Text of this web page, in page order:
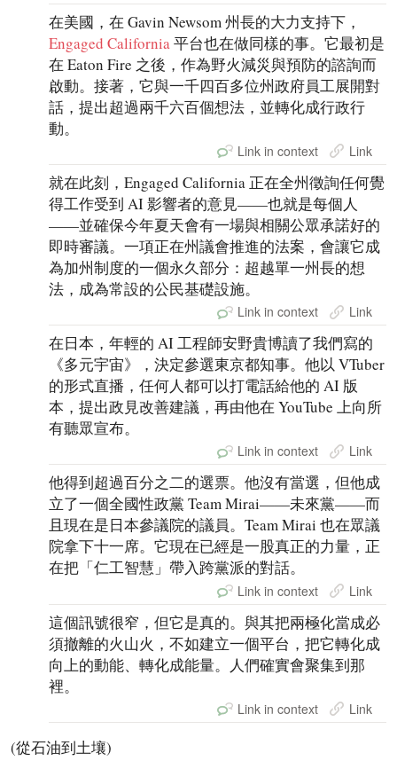
在美國，在 Gavin Newsom 州長的大力支持下，
Engaged California平台也在做同樣的事。它最初是
在 Eaton Fire 之後，作為野火減災與預防的諮詢而
啟動。接著，它與一千四百多位州政府員工展開對
話，提出超過兩千六百個想法，並轉化成行政行
動。
Link in context Link
就在此刻，Engaged California 正在全州徵詢任何覺
得工作受到 AI 影響者的意見——也就是每個人
——並確保今年夏天會有一場與相關公眾承諾好的
即時審議。一項正在州議會推進的法案，會讓它成
為加州制度的一個永久部分：超越單一州長的想
法，成為常設的公民基礎設施。
Link in context Link
在日本，年輕的 AI 工程師安野貴博讀了我們寫的
《多元宇宙》，決定參選東京都知事。他以 VTuber
的形式直播，任何人都可以打電話給他的 AI 版
本，提出政見改善建議，再由他在 YouTube 上向所
有聽眾宣布。
Link in context Link
他得到超過百分之二的選票。他沒有當選，但他成
立了一個全國性政黨 Team Mirai——未來黨——而
且現在是日本參議院的議員。Team Mirai 也在眾議
院拿下十一席。它現在已經是一股真正的力量，正
在把「仁工智慧」帶入跨黨派的對話。
Link in context Link
這個訊號很窄，但它是真的。與其把兩極化當成必
須撤離的火山火，不如建立一個平台，把它轉化成
向上的動能、轉化成能量。人們確實會聚集到那
裡。
Link in context Link
(從石油到土壤)